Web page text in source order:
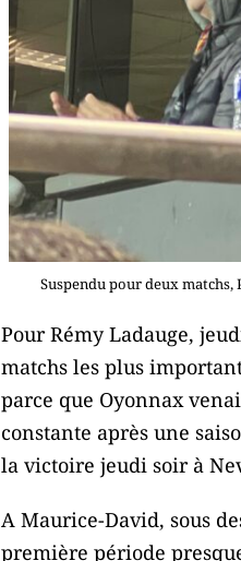
Suspendu pour deux
Pour Rémy Ladauge,
matchs les plus
parce que Oyonnax
constante après une
la victoire jeudi soir à
A Maurice-David, sous
première période